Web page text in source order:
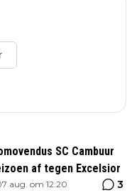
SC Cambuur
af tegen Excelsior
aug. om 12:20 3